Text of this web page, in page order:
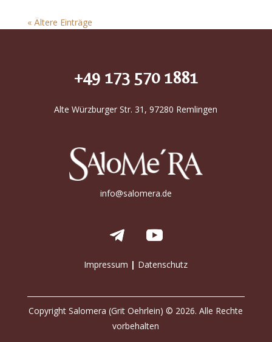
« Ältere Einträge
+49 173 570 1881
Alte Würzburger Str. 31, 97280 Remlingen
info@salomera.de
Impressum | Datenschutz
Copyright Salomera (Grit Oehrlein) © 2026. Alle Rechte
vorbehalten